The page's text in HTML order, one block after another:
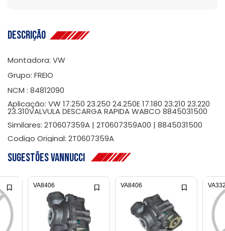
Descrição
Montadora: VW
Grupo: FREIO
NCM : 84812090
Aplicação: VW 17.250 23.250 24.250E 17.180 23.210 23.220
23.310VALVULA DESCARGA RAPIDA WABCO 8845031500
Similares: 2T0607359A | 2T0607359A00 | 8845031500
Codigo Original: 2T0607359A
Sugestões Vannucci
VA8406 VA8406